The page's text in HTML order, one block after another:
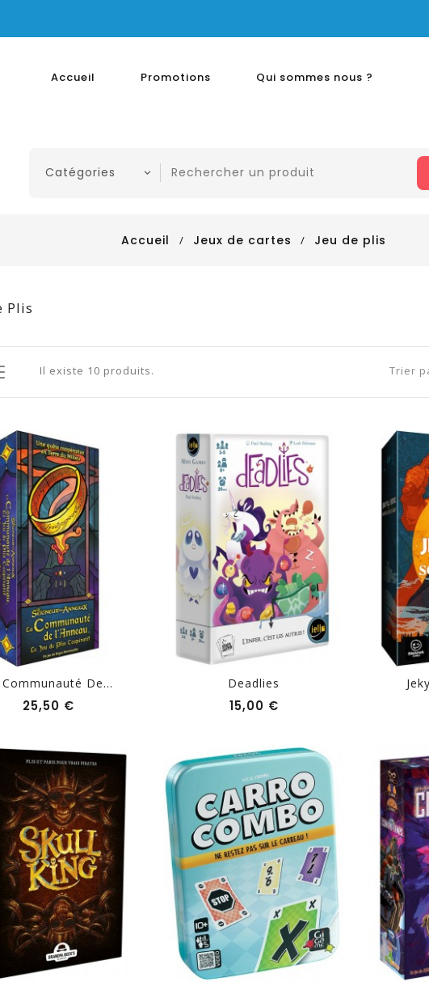
Accueil Promotions Qui sommes nous ?
Accueil Jeux de cartes Jeu de plis
Plis
Il existe 10 produits. Trier
De...
25,50 €
Deadlies
15,00 €Prix